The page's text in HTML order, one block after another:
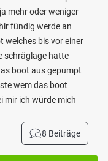
mehr oder weniger
fündig werde an
welches bis vor einer
schräglage hatte
boot aus gepumpt
wem das boot
mir ich würde mich
8 Beiträge